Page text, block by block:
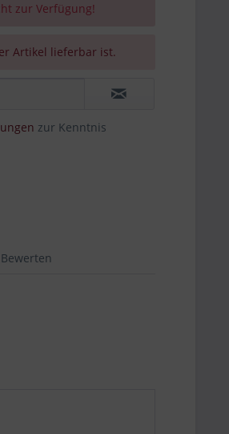
zur Verfügung!
Artikel lieferbar ist.
zur Kenntnis
Bewerten